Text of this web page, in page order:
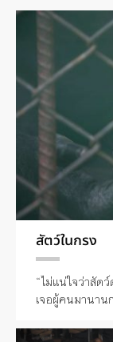
สัตว์ในกรง
“ไม่แน่ใจว่าสัต
เจอผู้คนมานาน